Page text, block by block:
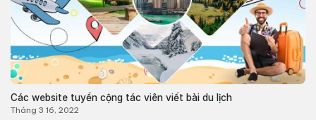
Các website tuyển cộng tác viên viết bài du lịch
Tháng 3 16, 2022